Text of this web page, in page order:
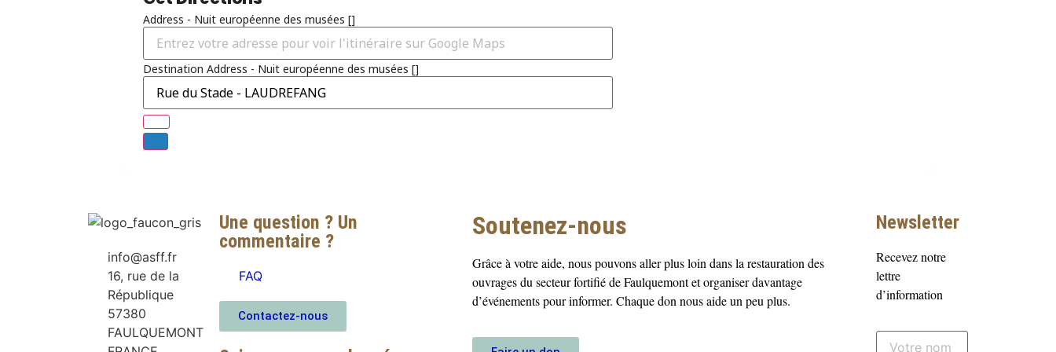
Address - Nuit européenne des musées []
Destination Address - Nuit européenne des musées []
info@asff.fr
16, rue de la
République
57380
FAULQUEMONT
Une question ? Un
commentaire ?
FAQ
Contactez-nous
Soutenez-nous
Grâce à votre aide, nous pouvons aller plus loin dans la restauration des
ouvrages du secteur fortifié de Faulquemont et organiser davantage
d’événements pour informer. Chaque don nous aide un peu plus.
Newsletter
Recevez notre
lettre
d’information